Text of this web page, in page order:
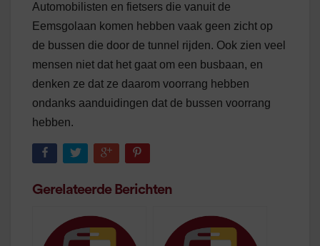
Automobilisten en fietsers die vanuit de
Eemsgolaan komen hebben vaak geen zicht op
de bussen die door de tunnel rijden. Ook zien veel
mensen niet dat het gaat om een busbaan, en
denken ze dat ze daarom voorrang hebben
ondanks aanduidingen dat de bussen voorrang
hebben.
Gerelateerde Berichten